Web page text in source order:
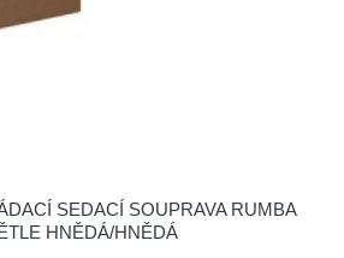
SEDACÍ SOUPRAVA RUMBA
HNĚDÁ/HNĚDÁ